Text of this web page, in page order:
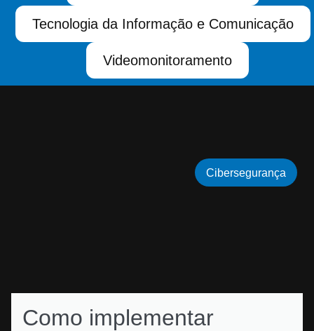
Tecnologia da Informação e Comunicação
Videomonitoramento
Como implementar
Cibersegurança